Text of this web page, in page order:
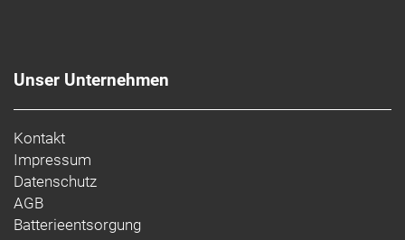
Unser Unternehmen
Kontakt
Impressum
Datenschutz
AGB
Batterieentsorgung